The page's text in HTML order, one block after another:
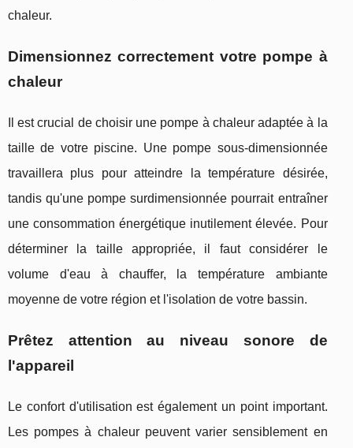
chaleur.
Dimensionnez correctement votre pompe à
chaleur
Il est crucial de choisir une pompe à chaleur adaptée à la
taille de votre piscine. Une pompe sous-dimensionnée
travaillera plus pour atteindre la température désirée,
tandis qu'une pompe surdimensionnée pourrait entraîner
une consommation énergétique inutilement élevée. Pour
déterminer la taille appropriée, il faut considérer le
volume d'eau à chauffer, la température ambiante
moyenne de votre région et l'isolation de votre bassin.
Prêtez attention au niveau sonore de
l'appareil
Le confort d'utilisation est également un point important.
Les pompes à chaleur peuvent varier sensiblement en